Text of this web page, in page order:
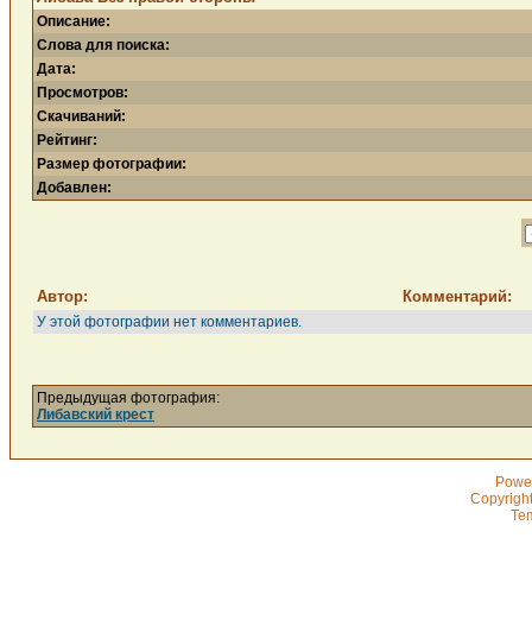
Описание:
Слова для поиска:
Дата:
Просмотров:
Скачиваний:
Рейтинг:
Размер фотографии:
Добавлен:
Автор: Комментарий:
У этой фотографии нет комментариев.
Предыдущая фотография:
Либавский крест